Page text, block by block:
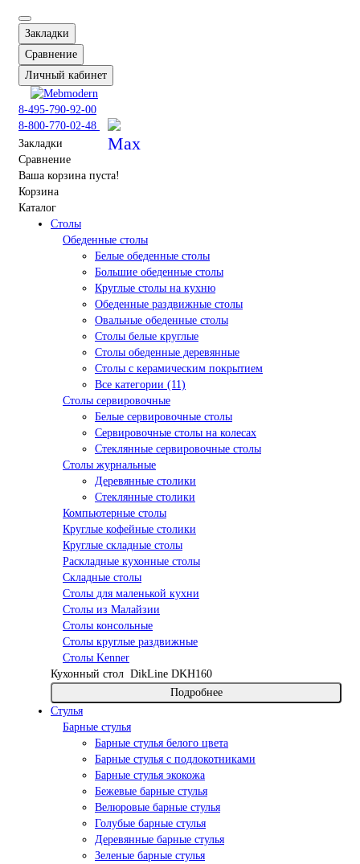
Закладки
Сравнение
Личный кабинет
8-495-790-92-00
8-800-770-02-48
Закладки
Сравнение
Ваша корзина пуста!
Корзина
Каталог
Столы
Обеденные столы
Белые обеденные столы
Большие обеденные столы
Круглые столы на кухню
Обеденные раздвижные столы
Овальные обеденные столы
Столы белые круглые
Столы обеденные деревянные
Столы с керамическим покрытием
Все категории (11)
Столы сервировочные
Белые сервировочные столы
Сервировочные столы на колесах
Стеклянные сервировочные столы
Столы журнальные
Деревянные столики
Стеклянные столики
Компьютерные столы
Круглые кофейные столики
Круглые складные столы
Раскладные кухонные столы
Складные столы
Столы для маленькой кухни
Столы из Малайзии
Столы консольные
Столы круглые раздвижные
Столы Kenner
Кухонный стол DikLine DKH160
Подробнее
Стулья
Барные стулья
Барные стулья белого цвета
Барные стулья с подлокотниками
Барные стулья экокожа
Бежевые барные стулья
Велюровые барные стулья
Голубые барные стулья
Деревянные барные стулья
Зеленые барные стулья